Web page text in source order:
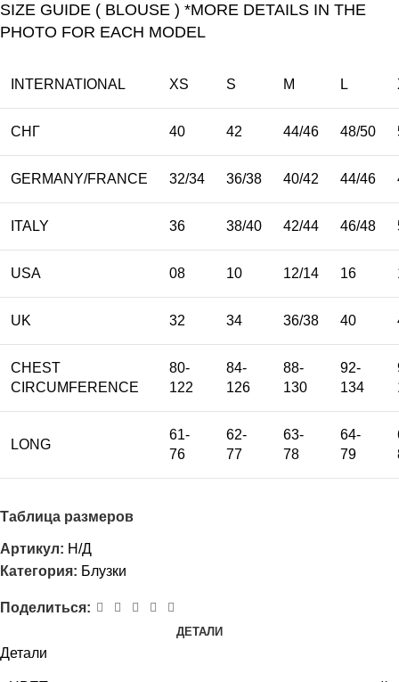
SIZE GUIDE ( BLOUSE ) *MORE DETAILS IN THE
PHOTO FOR EACH MODEL
INTERNATIONAL XS S M L
СНГ 40 42 44/46 48/50
GERMANY/FRANCE 32/34 36/38 40/42 44/46
ITALY 36 38/40 42/44 46/48
USA 08 10 12/14 16
UK 32 34 36/38 40
CHEST
CIRCUMFERENCE
80-
122
84-
126
88-
130
92-
134
LONG
61-
76
62-
77
63-
78
64-
79
Таблица размеров
Артикул: Н/Д
Категория: Блузки
Поделиться:
ДЕТАЛИ
Детали